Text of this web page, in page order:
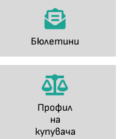
Бюлетини
Профил
на
купувача